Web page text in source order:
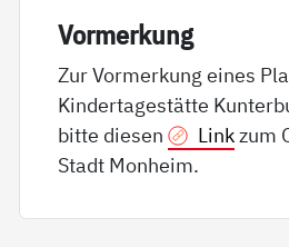
Vor­mer­kung
Zur Vormerkung eines
Kindertagestätte
bitte diesen
Linkzum
Stadt Monheim.